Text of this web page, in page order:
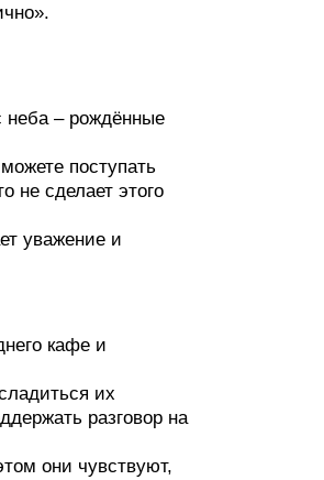
неба – рождённые
поступать
не сделает этого
уважение и
кафе и
их
разговор на
они чувствуют,